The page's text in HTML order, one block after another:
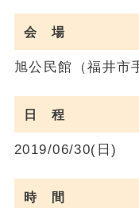
会 場
旭公民館（福井市
日 程
2019/06/30(日)
時 間